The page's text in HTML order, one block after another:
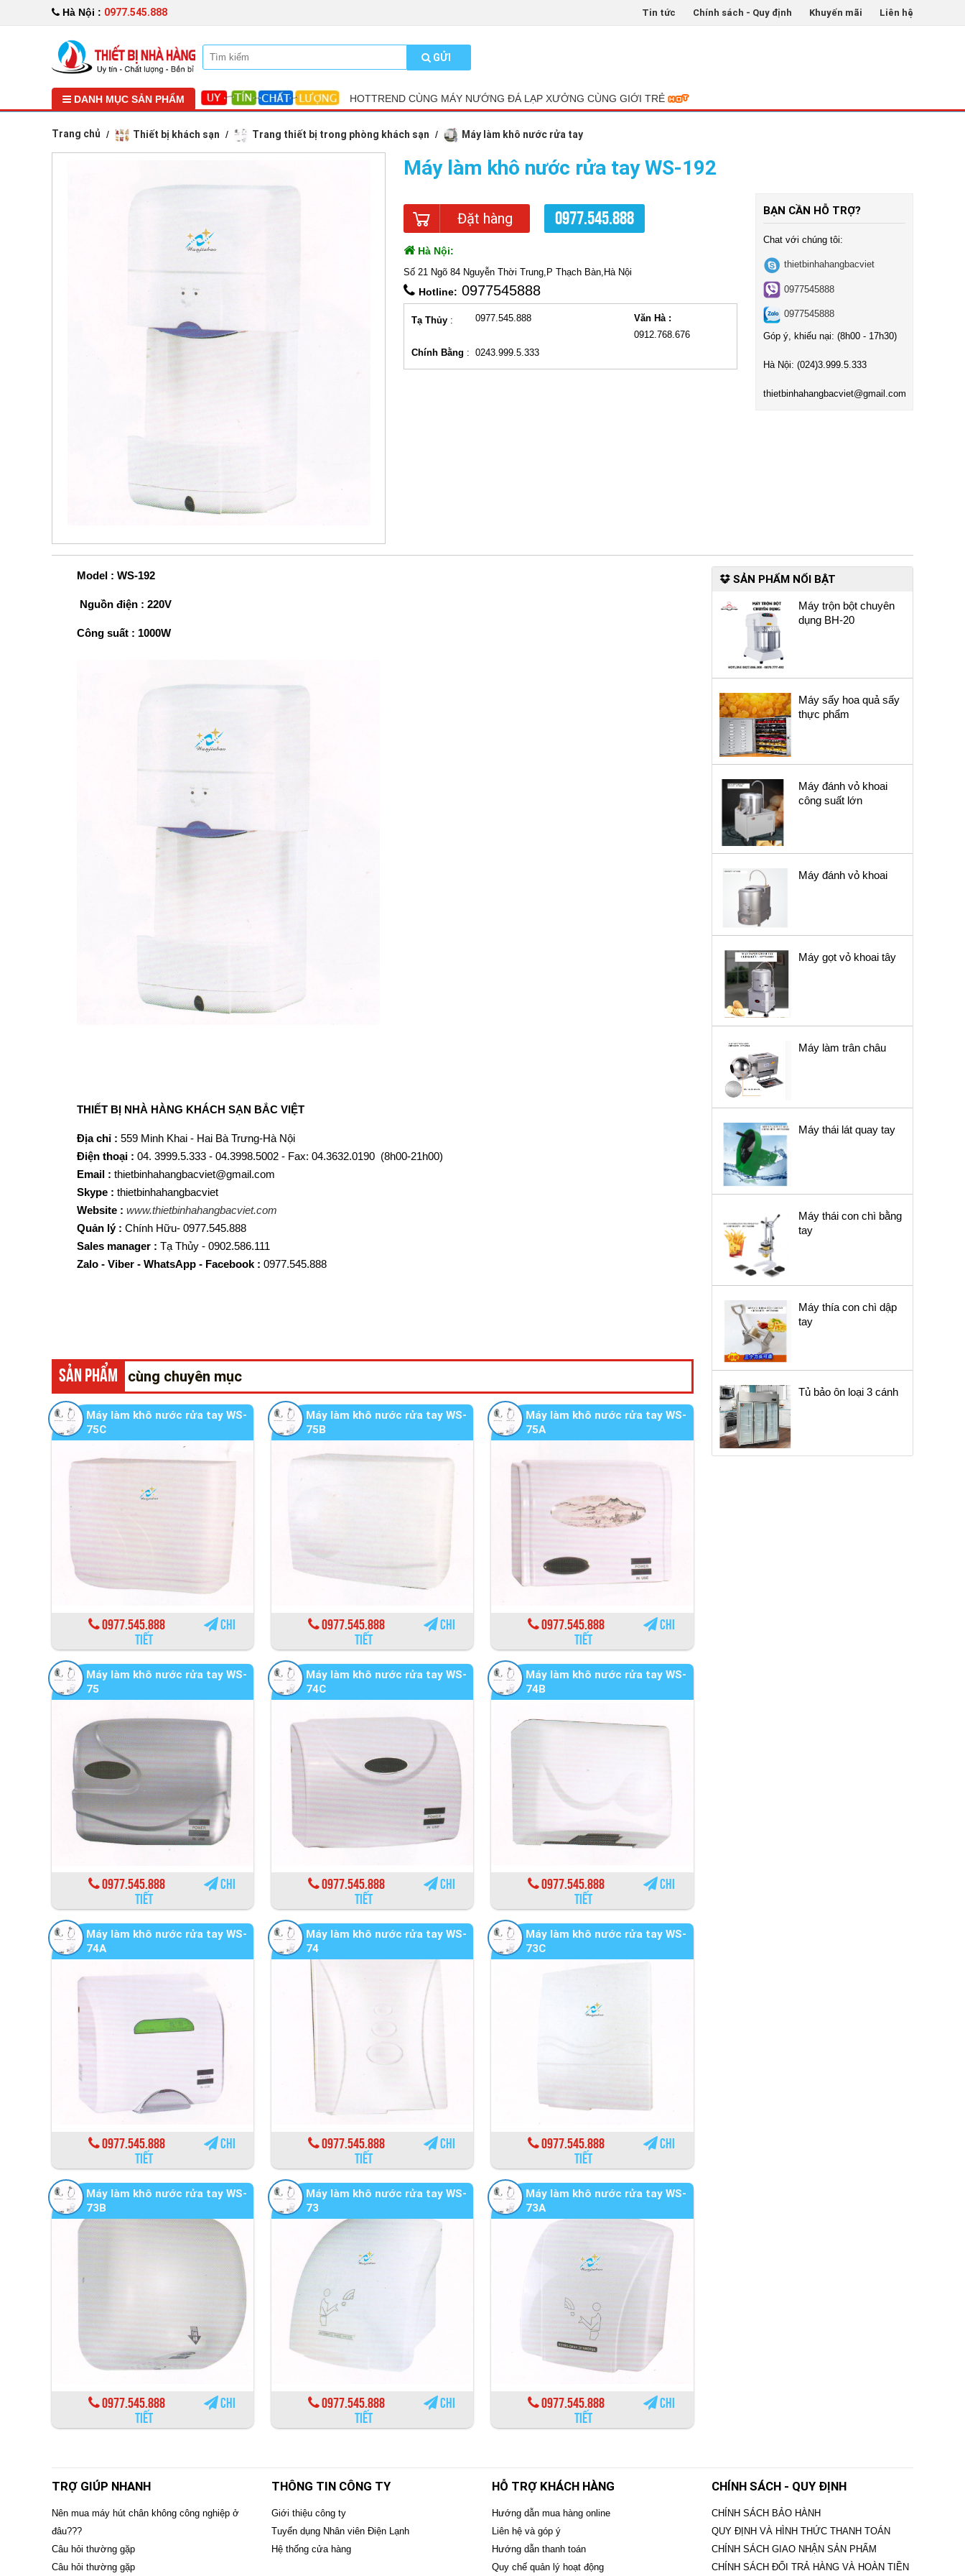
Hà Nội : 0977.545.888 Tin tức Chính sách - Quy định Khuyến mãi Liên hệ
GỬI
DANH MỤC SẢN PHẨM HOTTREND CÙNG MÁY NƯỚNG ĐÁ LẠP XƯỞNG CÙNG GIỚI TRẺ
Trang chủ Thiết bị khách sạn Trang thiết bị trong phòng khách sạn Máy làm khô nước rửa tay
Máy làm khô nước rửa tay WS-192
Đặt hàng 0977.545.888
Hà Nội:
Số 21 Ngõ 84 Nguyễn Thời Trung,P Thạch Bàn,Hà Nội
Hotline: 0977545888
Tạ Thủy : 0977.545.888
Văn Hà :
0912.768.676
Chính Bằng : 0243.999.5.333
BẠN CẦN HỖ TRỢ?
Chat với chúng tôi:
thietbinhahangbacviet
0977545888
0977545888
Góp ý, khiếu nại: (8h00 - 17h30)
Hà Nội: (024)3.999.5.333
thietbinhahangbacviet@gmail.com
Model : WS-192
Nguồn điện : 220V
Công suất : 1000W
THIẾT BỊ NHÀ HÀNG KHÁCH SẠN BẮC VIỆT
Địa chỉ : 559 Minh Khai - Hai Bà Trưng-Hà Nội
Điện thoại : 04. 3999.5.333 - 04.3998.5002 - Fax: 04.3632.0190 (8h00-21h00)
Email : thietbinhahangbacviet@gmail.com
Skype : thietbinhahangbacviet
Website : www.thietbinhahangbacviet.com
Quản lý : Chính Hữu- 0977.545.888
Sales manager : Tạ Thủy - 0902.586.111
Zalo - Viber - WhatsApp - Facebook : 0977.545.888
SẢN PHẨM cùng chuyên mục
Máy làm khô nước rửa tay WS-
75C
0977.545.888
Chi
tiết
Máy làm khô nước rửa tay WS-
75B
0977.545.888
Chi
tiết
Máy làm khô nước rửa tay WS-
75A
0977.545.888
Chi
tiết
Máy làm khô nước rửa tay WS-
75
0977.545.888
Chi
tiết
Máy làm khô nước rửa tay WS-
74C
0977.545.888
Chi
tiết
Máy làm khô nước rửa tay WS-
74B
0977.545.888
Chi
tiết
Máy làm khô nước rửa tay WS-
74A
0977.545.888
Chi
tiết
Máy làm khô nước rửa tay WS-
74
0977.545.888
Chi
tiết
Máy làm khô nước rửa tay WS-
73C
0977.545.888
Chi
tiết
Máy làm khô nước rửa tay WS-
73B
0977.545.888
Chi
tiết
Máy làm khô nước rửa tay WS-
73
0977.545.888
Chi
tiết
Máy làm khô nước rửa tay WS-
73A
0977.545.888
Chi
tiết
SẢN PHẨM NỔI BẬT
Máy trộn bột chuyên
dụng BH-20
Máy sấy hoa quả sấy
thực phẩm
Máy đánh vỏ khoai
công suất lớn
Máy đánh vỏ khoai
Máy gọt vỏ khoai tây
Máy làm trân châu
Máy thái lát quay tay
Máy thái con chì bằng
tay
Máy thía con chì dập
tay
Tủ bảo ôn loại 3 cánh
TRỢ GIÚP NHANH
Nên mua máy hút chân không công nghiệp ở
đâu???
Câu hỏi thường gặp
Câu hỏi thường gặp
THÔNG TIN CÔNG TY
Giới thiệu công ty
Tuyển dụng Nhân viên Điện Lạnh
Hệ thống cửa hàng
HỖ TRỢ KHÁCH HÀNG
Hướng dẫn mua hàng online
Liên hệ và góp ý
Hướng dẫn thanh toán
Quy chế quản lý hoạt động
CHÍNH SÁCH - QUY ĐỊNH
CHÍNH SÁCH BẢO HÀNH
QUY ĐỊNH VÀ HÌNH THỨC THANH TOÁN
CHÍNH SÁCH GIAO NHẬN SẢN PHẨM
CHÍNH SÁCH ĐỔI TRẢ HÀNG VÀ HOÀN TIỀN